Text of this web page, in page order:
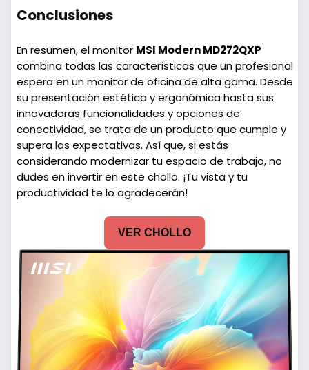
Conclusiones
En resumen, el monitor MSI Modern MD272QXP
combina todas las características que un profesional
espera en un monitor de oficina de alta gama. Desde
su presentación estética y ergonómica hasta sus
innovadoras funcionalidades y opciones de
conectividad, se trata de un producto que cumple y
supera las expectativas. Así que, si estás
considerando modernizar tu espacio de trabajo, no
dudes en invertir en este chollo. ¡Tu vista y tu
productividad te lo agradecerán!
VER CHOLLO